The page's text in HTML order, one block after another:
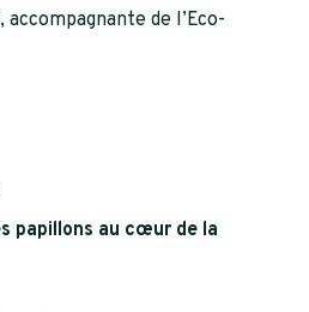
de l’Eco-
papillons au cœur de la